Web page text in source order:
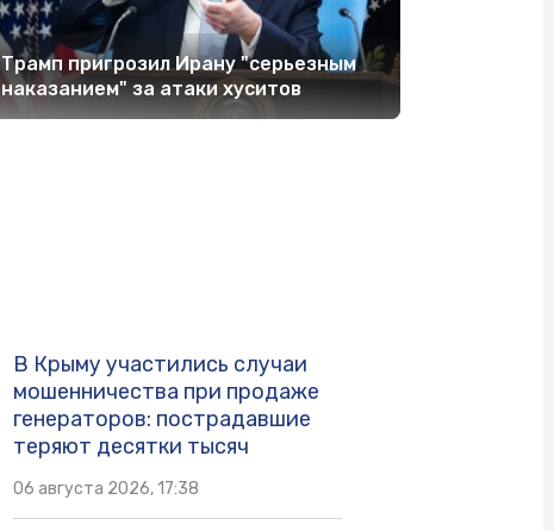
Трамп пригрозил Ирану "серьезным
наказанием" за атаки хуситов
В Крыму участились случаи
мошенничества при продаже
генераторов: пострадавшие
теряют десятки тысяч
06 августа 2026, 17:38